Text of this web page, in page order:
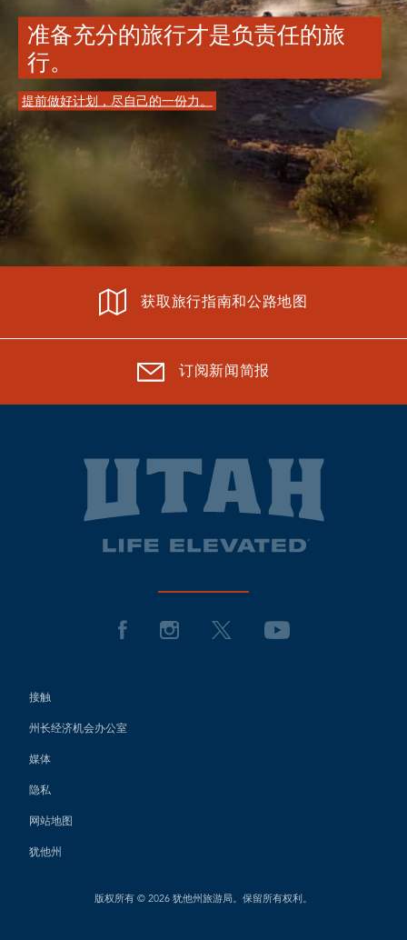
准备充分的旅行才是负责任的旅
行。
提前做好计划，尽自己的一份力。
获取旅行指南和公路地图
订阅新闻简报
接触
州长经济机会办公室
媒体
隐私
网站地图
犹他州
版权所有 © 2026 犹他州旅游局。保留所有权利。